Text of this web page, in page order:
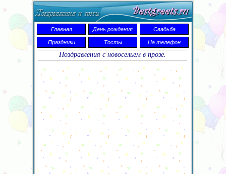
Главная День рождения Свадьба
Праздники Тосты На телефон
Поздравления с новосельем в прозе.